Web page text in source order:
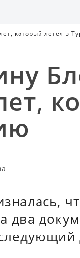
который летел в
два